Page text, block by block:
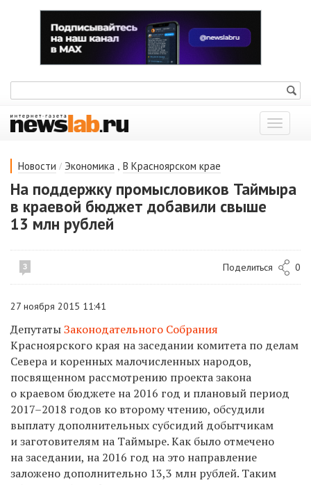
Показать
меню
Новости / Экономика , В Красноярском крае
На поддержку промысловиков Таймыра
в краевой бюджет добавили свыше
13 млн рублей
3 Поделиться 0
27 ноября 2015 11:41
ДепутатыЗаконодательного Собрания
Красноярского края на заседании комитета по делам
Севера и коренных малочисленных народов,
посвященном рассмотрению проекта закона
о краевом бюджете на 2016 год и плановый период
2017–2018 годов ко второму чтению, обсудили
выплату дополнительных субсидий добытчикам
и заготовителям на Таймыре. Как было отмечено
на заседании, на 2016 год на это направление
заложено дополнительно 13,3 млн рублей. Таким